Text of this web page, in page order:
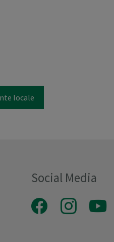
locale
Social Media
Facebook Instagram